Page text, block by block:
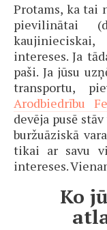
Protams, ka tai
pievilinātai
kaujinieciskai,
intereses. Ja
paši. Ja jūsu
transportu,
Arodbiedrību
devēja pusē
buržuāziskā
tikai ar savu
intereses.
Ko